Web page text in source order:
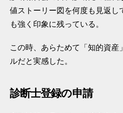
値ストーリー図を何度も見返し
も強く印象に残っている。
この時、あらためて「知的資産
ルだと実感した。
診断士登録の申請